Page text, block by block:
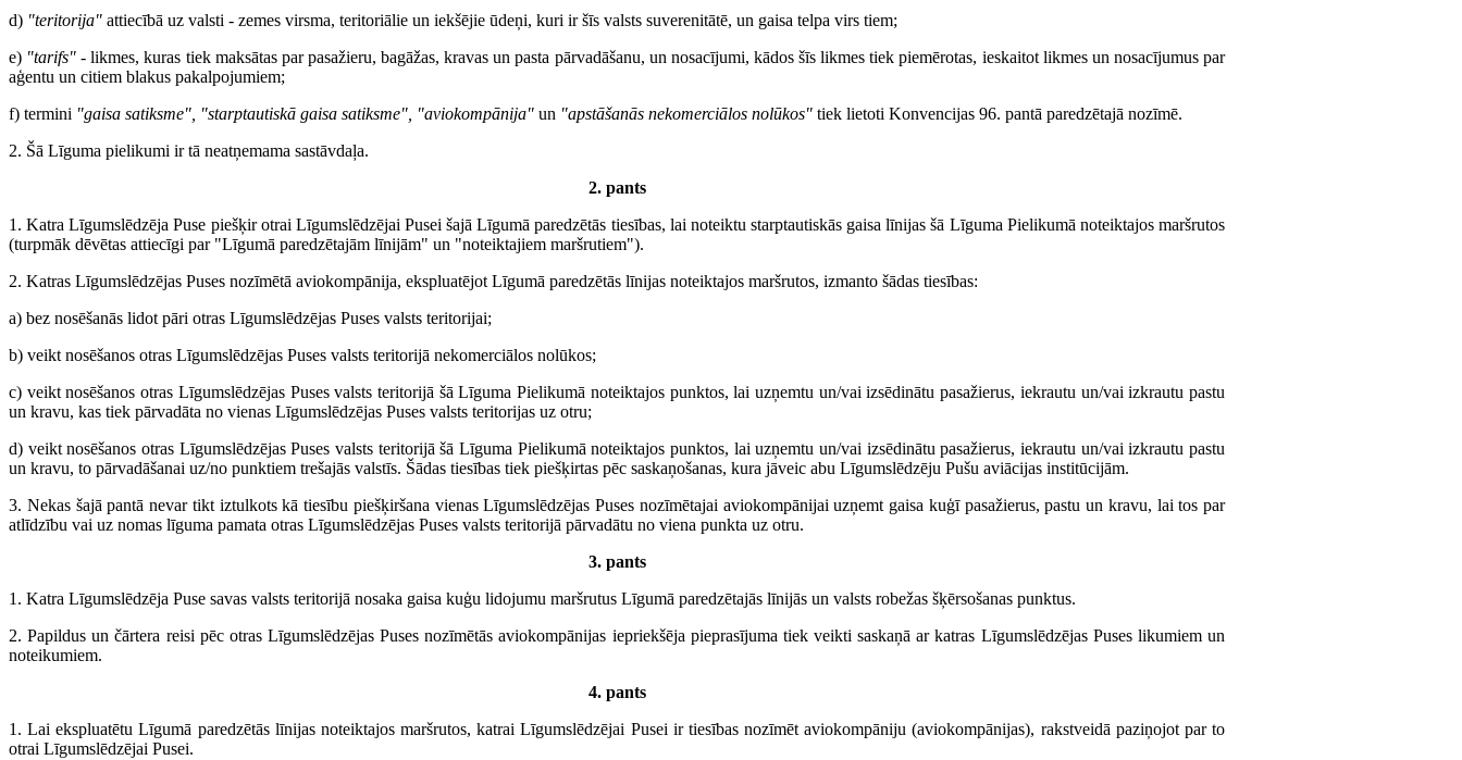
d) "teritorija" attiecībā uz valsti - zemes virsma, teritoriālie un iekšējie ūdeņi, kuri ir šīs valsts suverenitātē, un gaisa telpa virs tiem;
e) "tarifs" - likmes, kuras tiek maksātas par pasažieru, bagāžas, kravas un pasta pārvadāšanu, un nosacījumi, kādos šīs likmes tiek piemērotas, ieskaitot likmes un nosacījumus par
aģentu un citiem blakus pakalpojumiem;
f) termini "gaisa satiksme", "starptautiskā gaisa satiksme", "aviokompānija" un "apstāšanās nekomerciālos nolūkos" tiek lietoti Konvencijas 96. pantā paredzētajā nozīmē.
2. Šā Līguma pielikumi ir tā neatņemama sastāvdaļa.
2. pants
1. Katra Līgumslēdzēja Puse piešķir otrai Līgumslēdzējai Pusei šajā Līgumā paredzētās tiesības, lai noteiktu starptautiskās gaisa līnijas šā Līguma Pielikumā noteiktajos maršrutos
(turpmāk dēvētas attiecīgi par "Līgumā paredzētajām līnijām" un "noteiktajiem maršrutiem").
2. Katras Līgumslēdzējas Puses nozīmētā aviokompānija, ekspluatējot Līgumā paredzētās līnijas noteiktajos maršrutos, izmanto šādas tiesības:
a) bez nosēšanās lidot pāri otras Līgumslēdzējas Puses valsts teritorijai;
b) veikt nosēšanos otras Līgumslēdzējas Puses valsts teritorijā nekomerciālos nolūkos;
c) veikt nosēšanos otras Līgumslēdzējas Puses valsts teritorijā šā Līguma Pielikumā noteiktajos punktos, lai uzņemtu un/vai izsēdinātu pasažierus, iekrautu un/vai izkrautu pastu
un kravu, kas tiek pārvadāta no vienas Līgumslēdzējas Puses valsts teritorijas uz otru;
d) veikt nosēšanos otras Līgumslēdzējas Puses valsts teritorijā šā Līguma Pielikumā noteiktajos punktos, lai uzņemtu un/vai izsēdinātu pasažierus, iekrautu un/vai izkrautu pastu
un kravu, to pārvadāšanai uz/no punktiem trešajās valstīs. Šādas tiesības tiek piešķirtas pēc saskaņošanas, kura jāveic abu Līgumslēdzēju Pušu aviācijas institūcijām.
3. Nekas šajā pantā nevar tikt iztulkots kā tiesību piešķiršana vienas Līgumslēdzējas Puses nozīmētajai aviokompānijai uzņemt gaisa kuģī pasažierus, pastu un kravu, lai tos par
atlīdzību vai uz nomas līguma pamata otras Līgumslēdzējas Puses valsts teritorijā pārvadātu no viena punkta uz otru.
3. pants
1. Katra Līgumslēdzēja Puse savas valsts teritorijā nosaka gaisa kuģu lidojumu maršrutus Līgumā paredzētajās līnijās un valsts robežas šķērsošanas punktus.
2. Papildus un čārtera reisi pēc otras Līgumslēdzējas Puses nozīmētās aviokompānijas iepriekšēja pieprasījuma tiek veikti saskaņā ar katras Līgumslēdzējas Puses likumiem un
noteikumiem.
4. pants
1. Lai ekspluatētu Līgumā paredzētās līnijas noteiktajos maršrutos, katrai Līgumslēdzējai Pusei ir tiesības nozīmēt aviokompāniju (aviokompānijas), rakstveidā paziņojot par to
otrai Līgumslēdzējai Pusei.